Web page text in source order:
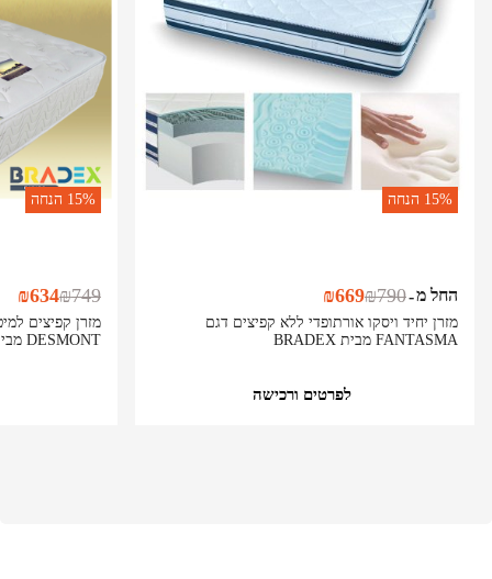
15% הנחה
מזרן יחיד ויסקו אורתופדי ללא קפיצים דגם
FANTASMA מבית BRADEX
החל מ-
₪790
₪669
לפרטים ורכישה
15% הנחה
DESMONT מבית BRADEX
₪749
₪634